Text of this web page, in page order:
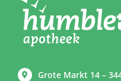
Grote Markt 14 –